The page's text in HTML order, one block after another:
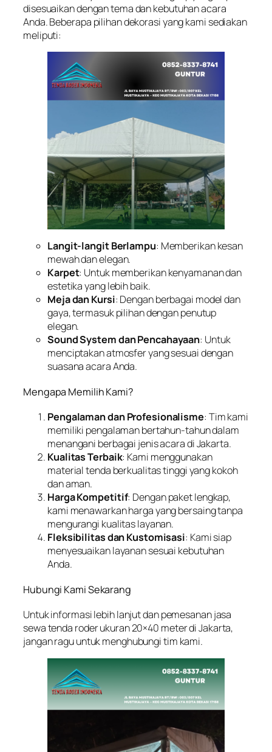
disesuaikan dengan tema dan kebutuhan acara
Anda. Beberapa pilihan dekorasi yang kami sediakan
meliputi:
Langit-langit Berlampu: Memberikan kesan
mewah dan elegan.
Karpet: Untuk memberikan kenyamanan dan
estetika yang lebih baik.
Meja dan Kursi: Dengan berbagai model dan
gaya, termasuk pilihan dengan penutup
elegan.
Sound System dan Pencahayaan: Untuk
menciptakan atmosfer yang sesuai dengan
suasana acara Anda.
Mengapa Memilih Kami?
Pengalaman dan Profesionalisme: Tim kami
memiliki pengalaman bertahun-tahun dalam
menangani berbagai jenis acara di Jakarta.
Kualitas Terbaik: Kami menggunakan
material tenda berkualitas tinggi yang kokoh
dan aman.
Harga Kompetitif: Dengan paket lengkap,
kami menawarkan harga yang bersaing tanpa
mengurangi kualitas layanan.
Fleksibilitas dan Kustomisasi: Kami siap
menyesuaikan layanan sesuai kebutuhan
Anda.
Hubungi Kami Sekarang
Untuk informasi lebih lanjut dan pemesanan jasa
sewa tenda roder ukuran 20×40 meter di Jakarta,
jangan ragu untuk menghubungi tim kami.